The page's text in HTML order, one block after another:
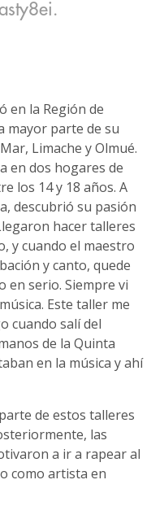
en la Región de
mayor parte de su
Limache y Olmué.
en dos hogares de
los 14 y 18 años. A
descubrió su pasión
hacer talleres
y cuando el maestro
y canto, quede
en serio. Siempre vi
Este taller me
cuando salí del
de la Quinta
en la música y ahí
de estos talleres
las
a ir a rapear al
como artista en